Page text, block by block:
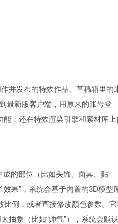
并发布的特效作品、草稿箱里的
最新版客户端，用原来的账号登
能，还在特效渲染引擎和素材库上
成的部位（比如头饰、面具、贴
果”，系统会基于内置的3D模型
比例，或者直接修改颜色参数。它
抽象（比如“帅气”），系统会默